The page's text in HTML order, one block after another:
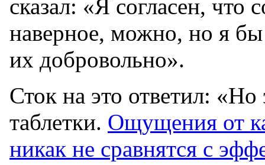
сказал: «Я согласен, что
наверное, можно, но я бы
их добровольно».
Сток на это ответил: «Но
таблетки. Ощущения от
никак не сравнятся с